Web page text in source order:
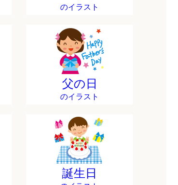
のイラスト
父の日
のイラスト
誕生日